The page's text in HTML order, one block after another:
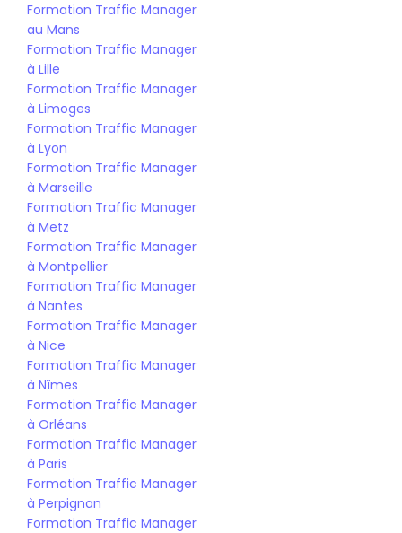
Formation Traffic Manager
au Mans
Formation Traffic Manager
à Lille
Formation Traffic Manager
à Limoges
Formation Traffic Manager
à Lyon
Formation Traffic Manager
à Marseille
Formation Traffic Manager
à Metz
Formation Traffic Manager
à Montpellier
Formation Traffic Manager
à Nantes
Formation Traffic Manager
à Nice
Formation Traffic Manager
à Nîmes
Formation Traffic Manager
à Orléans
Formation Traffic Manager
à Paris
Formation Traffic Manager
à Perpignan
Formation Traffic Manager